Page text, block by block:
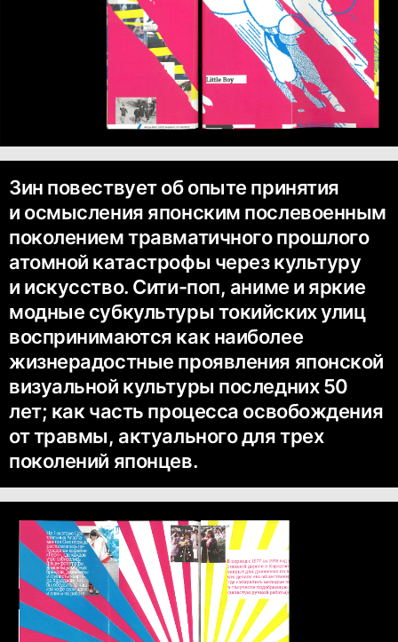
Зин повествует об опыте принятия
и осмысления японским послевоенным
поколением травматичного прошлого
атомной катастрофы через культуру
и искусство. Сити-поп, аниме и яркие
модные субкультуры токийских улиц
воспринимаются как наиболее
жизнерадостные проявления японской
визуальной культуры последних 50
лет; как часть процесса освобождения
от травмы, актуального для трех
поколений японцев.